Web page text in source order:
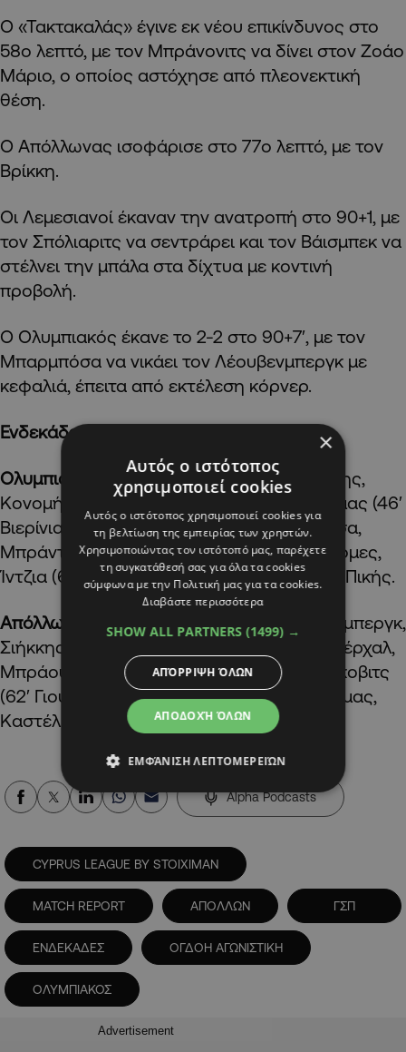
Ο «Τακτακαλάς» έγινε εκ νέου επικίνδυνος στο
58ο λεπτό, με τον Μπράνονιτς να δίνει στον Ζοάο
Μάριο, ο οποίος αστόχησε από πλεονεκτική
θέση.
Ο Απόλλωνας ισοφάρισε στο 77ο λεπτό, με τον
Βρίκκη.
Οι Λεμεσιανοί έκαναν την ανατροπή στο 90+1, με
τον Σπόλιαριτς να σεντράρει και τον Βάισμπεκ να
στέλνει την μπάλα στα δίχτυα με κοντινή
προβολή.
Ο Ολυμπιακός έκανε το 2-2 στο 90+7′, με τον
Μπαρμπόσα να νικάει τον Λέουβενμπεργκ με
κεφαλιά, έπειτα από εκτέλεση κόρνερ.
Ενδεκάδες
Ολυμπιακός (Γιώργος Κωστή):Ταλιχμανίδης,
Κονομής (79′ Σ. Χαραλάμπους), Μπακαδήμας (46′
Bιερίνια), Τζέπαρ (69′ Χρίστου), Μπαρμπόσα,
Μπράντονιτς, Ταβάρες (79′ Στεφάνου), Γκόμες,
Ίντζια (62. Μ. Χαραλάμπους), Ζοάο Μάριο, Πικής.
Απόλλων (Σωφρόνης Αυγουστή):Λέουβενμπεργκ,
Σιήκκης (62′ Γκασπάρ), Bούρος, Κβίντα, Ζμέρχαλ,
Μπράουν (76′ Σπόλιαριτς), Βέισμπεκ, Μάρκοβιτς
(62′ Γιούσεφ), Ροντρίγκες (76′ Βρίκκης), Τόμας,
Καστέλ (37′ Μάρκες).
Alpha Podcasts
CYPRUS LEAGUE BY STOIXIMAN
MATCH REPORT ΑΠΟΛΛΩΝ ΓΣΠ
ΕΝΔΕΚΑΔΕΣ ΟΓΔΟΗ ΑΓΩΝΙΣΤΙΚΗ
ΟΛΥΜΠΙΑΚΟΣ
Advertisement
×
Αυτός ο ιστότοπος
χρησιμοποιεί cookies
Αυτός ο ιστότοπος χρησιμοποιεί cookies για
τη βελτίωση της εμπειρίας των χρηστών.
Χρησιμοποιώντας τον ιστότοπό μας, παρέχετε
τη συγκατάθεσή σας για όλα τα cookies
σύμφωνα με την Πολιτική μας για τα cookies.
Διαβάστε περισσότερα
SHOW ALL PARTNERS (1499) →
ΑΠΟΔΟΧΉ ΌΛΩΝ
ΑΠΌΡΡΙΨΗ ΌΛΩΝ
ΕΜΦΆΝΙΣΗ ΛΕΠΤΟΜΕΡΕΙΏΝ